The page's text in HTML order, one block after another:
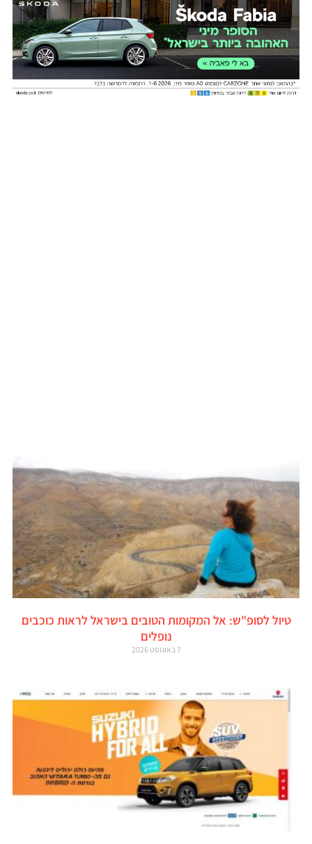
טיול לסופ"ש: אל המקומות הטובים בישראל לראות כוכבים
נופלים
7 באוגוסט 2026